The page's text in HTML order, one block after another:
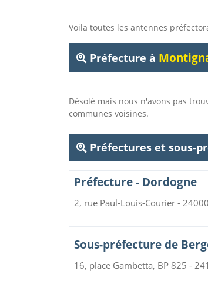
Voila toutes les antennes
Préfecture à
Désolé mais nous n'avons pas
communes voisines.
Préfectures et sous-
Préfecture - Dordogne
2, rue Paul-Louis-Courier -
Sous-préfecture de
16, place Gambetta, BP 825 -